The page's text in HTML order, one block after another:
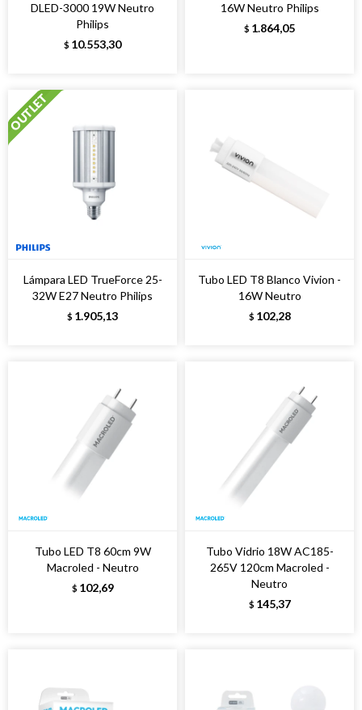
DLED-3000 19W Neutro
Philips
$ 10.553,30
16W Neutro Philips
$ 1.864,05
Lámpara LED TrueForce 25-
32W E27 Neutro Philips
$ 1.905,13
Tubo LED T8 Blanco Vivion -
16W Neutro
$ 102,28
Tubo LED T8 60cm 9W
Macroled - Neutro
$ 102,69
Tubo Vidrio 18W AC185-
265V 120cm Macroled -
Neutro
$ 145,37